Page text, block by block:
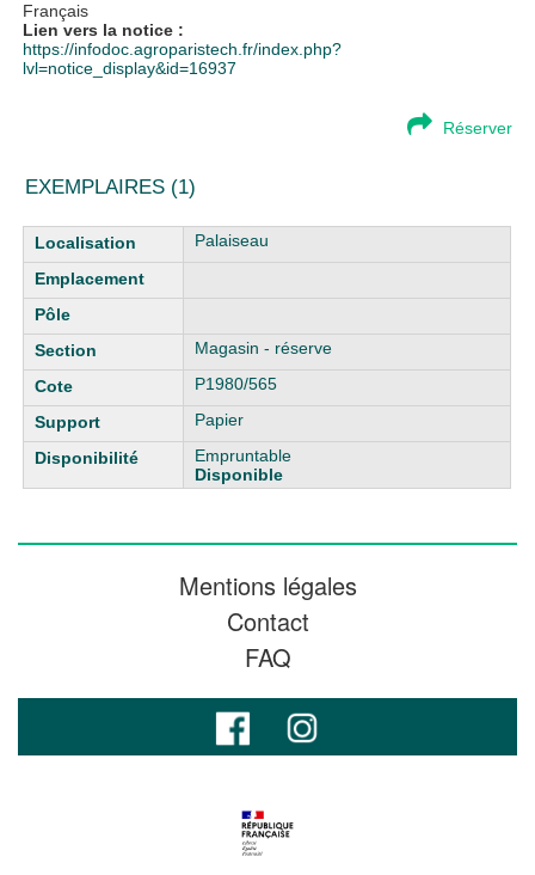
Français
Lien vers la notice :
https://infodoc.agroparistech.fr/index.php?
lvl=notice_display&id=16937
Réserver
EXEMPLAIRES (1)
Liste des exemplaires Palaiseau
Magasin - réserve
P1980/565
Papier
Empruntable
Disponible
Mentions légales
Contact
FAQ